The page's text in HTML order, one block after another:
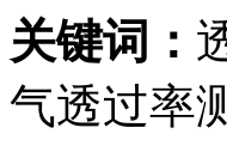
关键词：
气透过率